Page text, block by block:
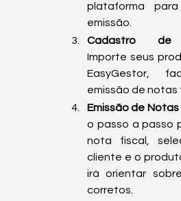
plataforma
emissão.
Cadastro de
Importe seus
EasyGestor,
emissão de notas
Emissão de Notas
o passo a passo
nota fiscal,
cliente e o
irá orientar
corretos.